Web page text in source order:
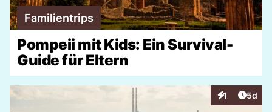
Familientrips
Pompeii mit Kids: Ein Survival-
Guide für Eltern
1
Interaktionen
5d